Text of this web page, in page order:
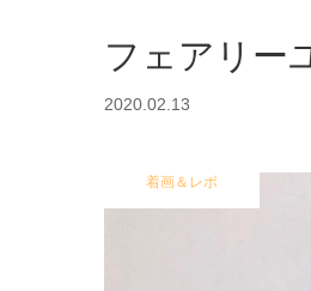
フェアリー
2020.02.13
着画＆レポ